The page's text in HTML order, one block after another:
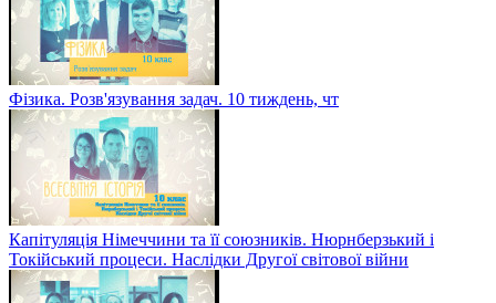
Фізика. Розв'язування задач. 10 тиждень, чт
Капітуляція Німеччини та її союзників. Нюрнберзький і
Токійський процеси. Наслідки Другої світової війни